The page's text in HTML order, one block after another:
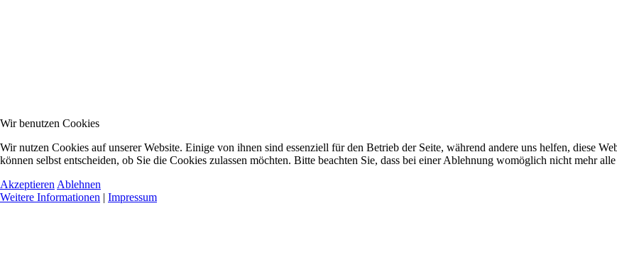
Wir benutzen Cookies
Wir nutzen Cookies auf unserer Website. Einige von ihnen sind essenziell für den Betrieb der Seite, während andere uns helfen, diese
können selbst entscheiden, ob Sie die Cookies zulassen möchten. Bitte beachten Sie, dass bei einer Ablehnung womöglich nicht mehr
Akzeptieren Ablehnen
Weitere Informationen | Impressum